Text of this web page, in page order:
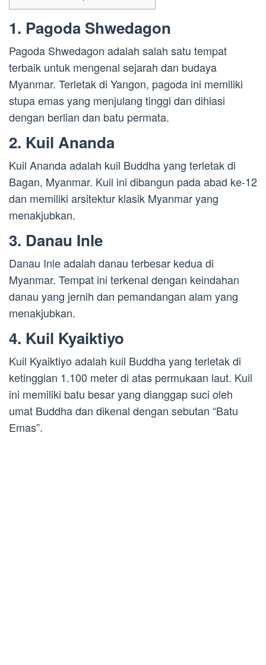
1. Pagoda Shwedagon
Pagoda Shwedagon adalah salah satu tempat
terbaik untuk mengenal sejarah dan budaya
Myanmar. Terletak di Yangon, pagoda ini memiliki
stupa emas yang menjulang tinggi dan dihiasi
dengan berlian dan batu permata.
2. Kuil Ananda
Kuil Ananda adalah kuil Buddha yang terletak di
Bagan, Myanmar. Kuil ini dibangun pada abad ke-12
dan memiliki arsitektur klasik Myanmar yang
menakjubkan.
3. Danau Inle
Danau Inle adalah danau terbesar kedua di
Myanmar. Tempat ini terkenal dengan keindahan
danau yang jernih dan pemandangan alam yang
menakjubkan.
4. Kuil Kyaiktiyo
Kuil Kyaiktiyo adalah kuil Buddha yang terletak di
ketinggian 1.100 meter di atas permukaan laut. Kuil
ini memiliki batu besar yang dianggap suci oleh
umat Buddha dan dikenal dengan sebutan “Batu
Emas”.